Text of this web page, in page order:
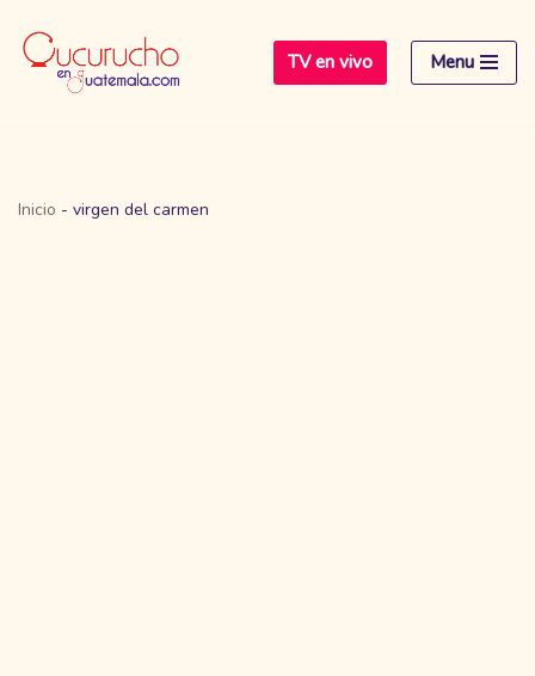
Saltar
TV en vivo Menu
Inicio - virgen del carmen